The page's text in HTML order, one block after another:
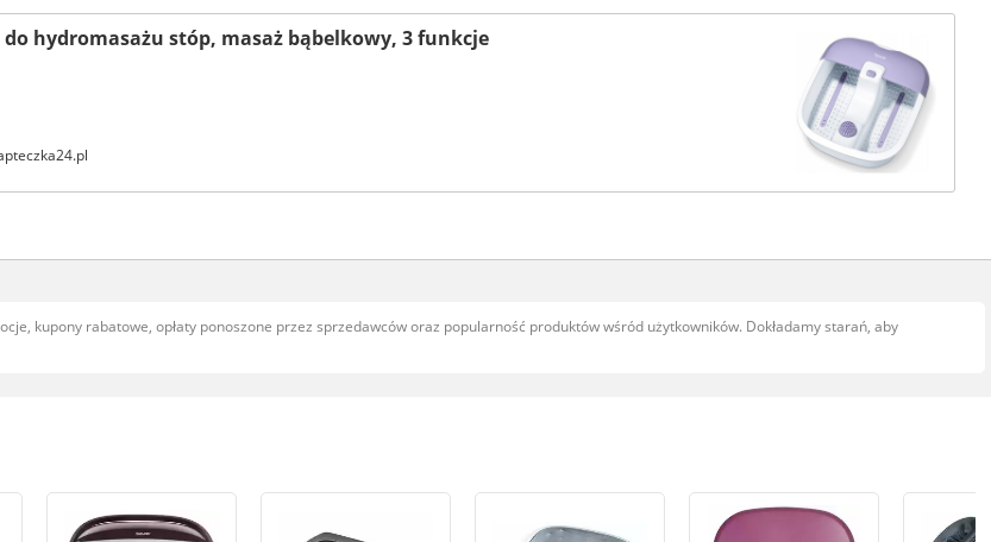
do hydromasażu stóp, masaż bąbelkowy, 3 funkcje
kupony rabatowe, opłaty ponoszone przez sprzedawców oraz popularność produktów wśród użytkowników. Dokładamy starań, aby